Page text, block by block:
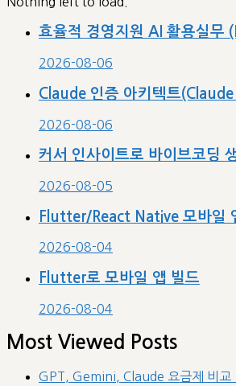
효율적 경영지원 AI 활용실무
2026-08-06
Claude 인증 아키텍트
2026-08-06
커서 인사이트로 바이브코딩
2026-08-05
Flutter/React Native 모바일
2026-08-04
Flutter로 모바일 앱 빌드
2026-08-04
Most Viewed Posts
GPT, Gemini, Claude 요금제 비